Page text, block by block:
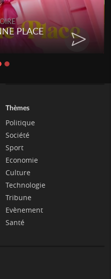
RAP IVOIRE
BARAKISSA - DOS DE
CHAT
Thèmes
Politique
Société
Sport
Economie
Culture
Technologie
Tribune
Evènement
Santé